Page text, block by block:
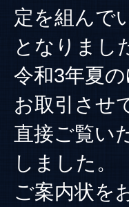
定を組んで
となりまし
令和3年夏
お取引させ
直接ご覧い
しました。
ご案内状を